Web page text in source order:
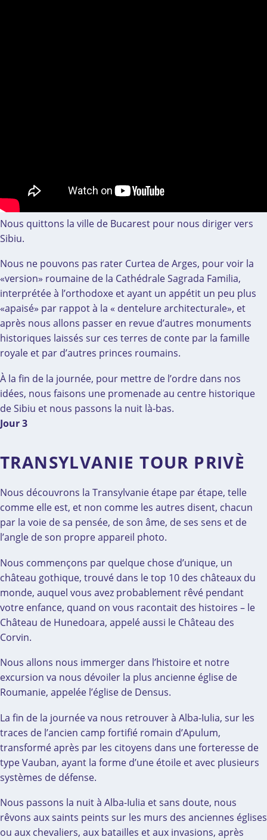
Nous quittons la ville de Bucarest pour nous diriger vers
Sibiu.
Nous ne pouvons pas rater Curtea de Arges, pour voir la
«version» roumaine de la Cathédrale Sagrada Familia,
interprétée à l’orthodoxe et ayant un appétit un peu plus
«apaisé» par rappot à la « dentelure architecturale», et
après nous allons passer en revue d’autres monuments
historiques laissés sur ces terres de conte par la famille
royale et par d’autres princes roumains.
À la fin de la journée, pour mettre de l’ordre dans nos
idées, nous faisons une promenade au centre historique
de Sibiu et nous passons la nuit là-bas.
Jour 3
TRANSYLVANIE TOUR PRIVÈ
Nous découvrons la Transylvanie étape par étape, telle
comme elle est, et non comme les autres disent, chacun
par la voie de sa pensée, de son âme, de ses sens et de
l’angle de son propre appareil photo.
Nous commençons par quelque chose d’unique, un
château gothique, trouvé dans le top 10 des châteaux du
monde, auquel vous avez probablement rêvé pendant
votre enfance, quand on vous racontait des histoires – le
Château de Hunedoara, appelé aussi le Château des
Corvin.
Nous allons nous immerger dans l’histoire et notre
excursion va nous dévoiler la plus ancienne église de
Roumanie, appelée l’église de Densus.
La fin de la journée va nous retrouver à Alba-Iulia, sur les
traces de l’ancien camp fortifié romain d’Apulum,
transformé après par les citoyens dans une forteresse de
type Vauban, ayant la forme d’une étoile et avec plusieurs
systèmes de défense.
Nous passons la nuit à Alba-Iulia et sans doute, nous
rêvons aux saints peints sur les murs des anciennes églises
ou aux chevaliers, aux batailles et aux invasions, après